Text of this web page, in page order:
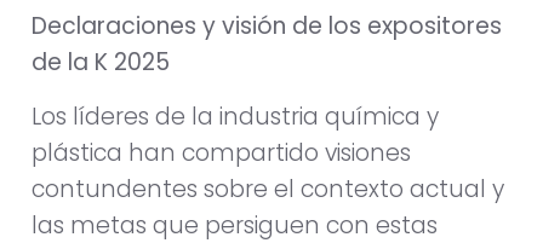
Declaraciones y visión de los expositores
de la K 2025
Los líderes de la industria química y
plástica han compartido visiones
contundentes sobre el contexto actual y
las metas que persiguen con estas